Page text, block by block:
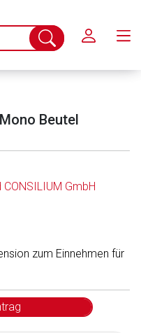
Suche
abschicken
Beutel
CONSILIUM GmbH
zum Einnehmen für